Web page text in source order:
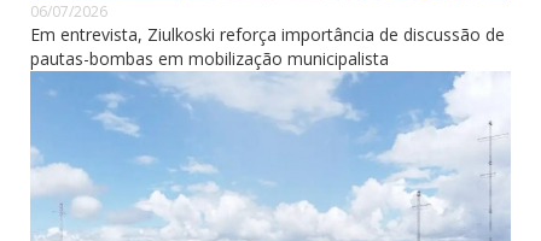
06/07/2026
Em entrevista, Ziulkoski reforça importância de discussão de
pautas-bombas em mobilização municipalista